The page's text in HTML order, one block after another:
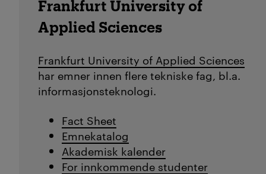
Frankfurt University of
Applied Sciences
Frankfurt University of Applied Sciences
har emner innen flere tekniske fag, bl.a.
informasjonsteknologi.
Fact Sheet
Emnekatalog
Akademisk kalender
For innkommende studenter